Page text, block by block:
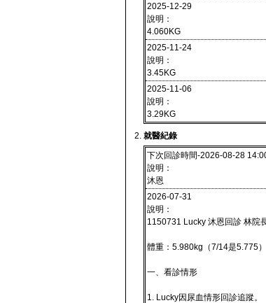
2025-12-29
說明：
4.060KG
2025-11-24
說明：
3.45KG
2025-11-06
說明：
3.29KG
就醫紀錄
下次回診時間-2026-08-28
說明：
沐恩
2026-07-31
說明：
1150731 Lucky 沐恩回診 林院
體重：5.980kg（7/14是5.775）
一、看診情形
1. Lucky因尿血情形回診追蹤。